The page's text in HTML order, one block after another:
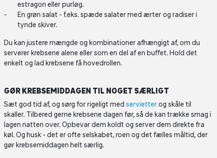
estragon eller purløg.
En grøn salat - f.eks. spæde salater med ærter og radiser i
tynde skiver.
Du kan justere mængde og kombinationer afhængigt af, om du
serverer krebsene alene eller som en del af en buffet. Hold det
enkelt og lad krebsene få hovedrollen.
GØR KREBSEMIDDAGEN TIL NOGET SÆRLIGT
Sæt god tid af, og sørg for rigeligt med servietterog skåle til
skaller. Tilbered gerne krebsene dagen før, så de kan trække smag i
lagen natten over. Opbevar dem koldt og server dem direkte fra
køl. Og husk - det er ofte selskabet, roen og det fælles måltid, der
gør krebsemiddagen helt særlig.